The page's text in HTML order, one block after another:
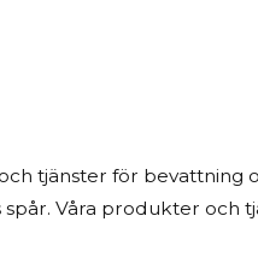
tjänster för bevattning
Våra produkter och